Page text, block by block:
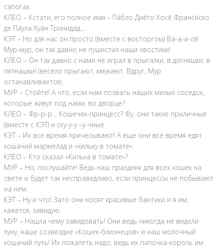
сапогах.
КЛЕО – Кстати, его полное имя – Па́бло Дие́го Хосе́ Франси́ско
де Па́ула Хуа́н Тринида́д.…
КЭТ – Но для нас он просто (вместе с восторгом) Ва-а-а-ся!
Мур-мур, он так давно не пушистил наши хвостики!
КЛЕО – Он так давно с нами не играл в прыгалки, в догняшки, в
пятнашки! (весело прыгают, мяукают. Вдруг, Мур
останавливается).
МУР – Стойте! А что, если нам позвать наших милых соседок,
которые живут под нами, во дворце?
КЛЕО – Фр-р-р… Кошечек-принцесс? Фу, они такие приличные
(вместе с КЭТ) и ску-у-у –у-чные.
КЭТ – Их все время причесывают! А еще они все время едят
кошачий мармелад и «кильку в томате».
КЛЕО – Кто сказал «Килька в томате»?
МУР – Но, послушайте! Ведь наш праздник для всех кошек на
свете и будет так несправедливо, если принцессы не побывают
на нем.
КЭТ – Ну и что! Зато они носят красивые бантики и я им,
кажется, завидую.
МУР – Нашла чему завидовать! Они ведь никогда не видели
луну, наше созвездие «Кошек-близнецов» и наш молочный
кошачий путь! Их пожалеть надо, ведь их папочка-король им